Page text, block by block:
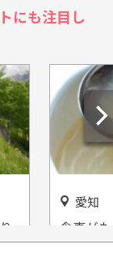
にも注目し
愛知
食事が